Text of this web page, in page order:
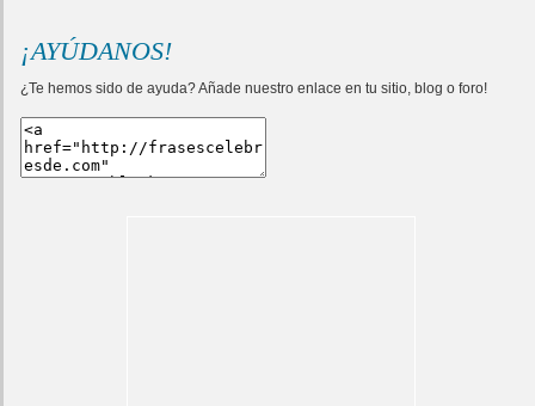
¡AYÚDANOS!
¿Te hemos sido de ayuda? Añade nuestro enlace en tu sitio, blog o foro!